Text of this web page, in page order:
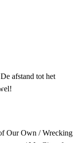
afstand tot het
Our Own / Wrecking